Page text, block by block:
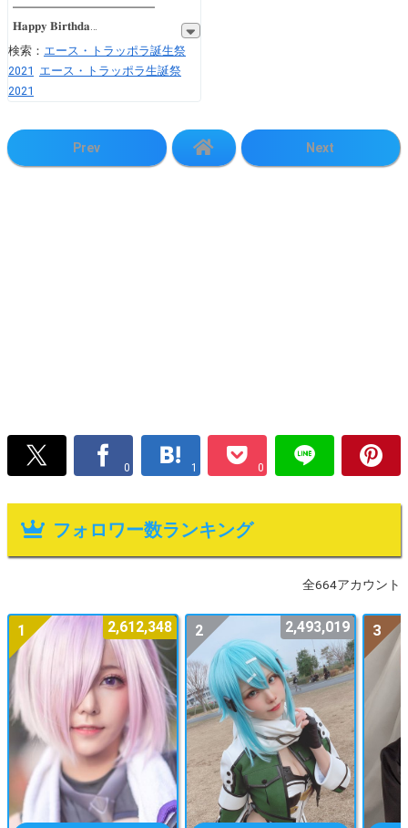
━━━━━━━━━━━━
𝐇𝐚𝐩𝐩𝐲 𝐁𝐢𝐫𝐭𝐡𝐝𝐚
検索： エース・トラッポラ誕生祭
2021 エース・トラッポラ生誕祭
2021
Prev Next
0 1 0
フォロワー数ランキング
全664アカウント
1 2,612,348 2 2,493,019 3